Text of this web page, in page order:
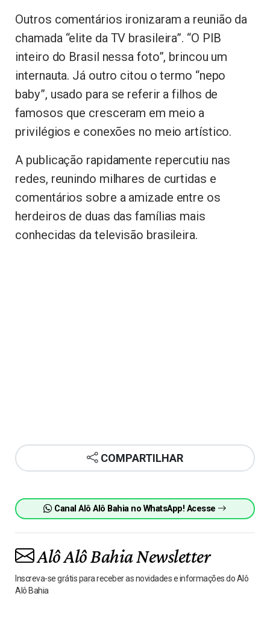
Outros comentários ironizaram a reunião da
chamada “elite da TV brasileira”. “O PIB
inteiro do Brasil nessa foto”, brincou um
internauta. Já outro citou o termo “nepo
baby”, usado para se referir a filhos de
famosos que cresceram em meio a
privilégios e conexões no meio artístico.
A publicação rapidamente repercutiu nas
redes, reunindo milhares de curtidas e
comentários sobre a amizade entre os
herdeiros de duas das famílias mais
conhecidas da televisão brasileira.
COMPARTILHAR
Canal Alô Alô Bahia no WhatsApp! Acesse
Alô Alô Bahia Newsletter
Inscreva-se grátis para receber as novidades e informações do Alô
Alô Bahia